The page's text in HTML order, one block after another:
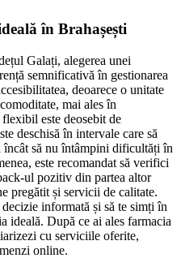
în Brahașești
Galați, alegerea unei
semnificativă în gestionarea
deoarece o unitate
mai ales în
este deosebit de
deschisă în intervale care să
încât să nu întâmpini dificultăți în
este recomandat să verifici
ul pozitiv din partea altor
pregătit și servicii de calitate.
informată și să te simți în
ideală. După ce ai ales farmacia
cu serviciile oferite,
online.